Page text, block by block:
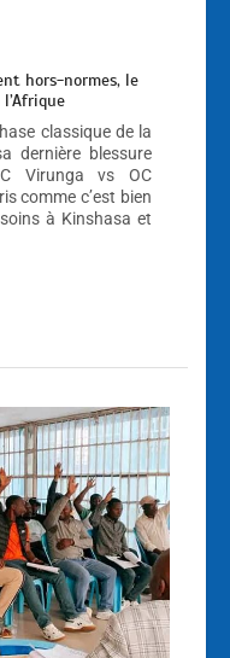
hors-normes, le
classique de la
dernière blessure
Virunga vs OC
comme c’est bien
à Kinshasa et